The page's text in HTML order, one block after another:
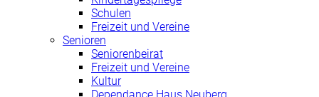
Schulen
Freizeit und Vereine
Senioren
Seniorenbeirat
Freizeit und Vereine
Kultur